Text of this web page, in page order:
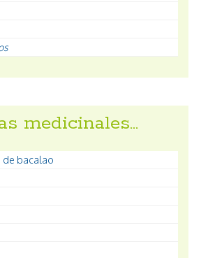
medicinales…
de bacalao